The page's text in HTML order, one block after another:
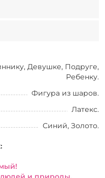
Девушке, Подруге,
Ребенку.
Фигура из шаров.
Латекс.
Синий, Золото.